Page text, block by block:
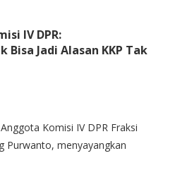
IV DPR:
Bisa Jadi Alasan KKP Tak
Komisi IV DPR Fraksi
Purwanto, menyayangkan